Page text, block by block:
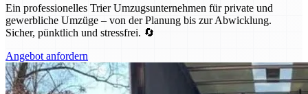
Ein professionelles Trier Umzugsunternehmen für private und
gewerbliche Umzüge – von der Planung bis zur Abwicklung.
Sicher, pünktlich und stressfrei. 🔄
Angebot anfordern